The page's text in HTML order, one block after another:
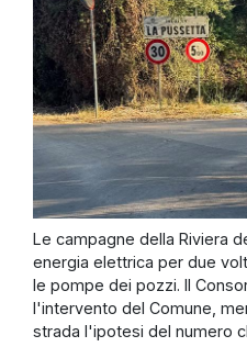
Le campagne della Riviera
energia elettrica per due
le pompe dei pozzi. Il
l'intervento del Comune,
strada l'ipotesi del numero